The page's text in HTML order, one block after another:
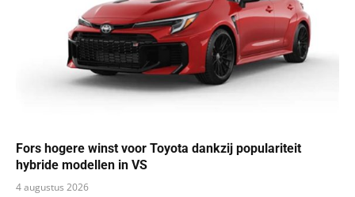
Fors hogere winst voor Toyota dankzij populariteit
hybride modellen in VS
4 augustus 2026